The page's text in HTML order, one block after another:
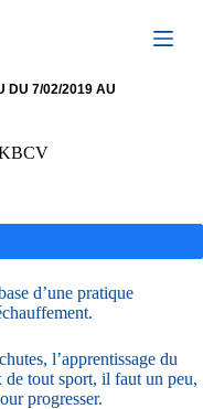
DU 7/02/2019 AU
d’une pratique
l’apprentissage du
de tout sport, il faut un peu,
progresser.